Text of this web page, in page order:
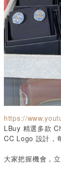
https://
LBuy 精選多款
CC Logo 設計，
大家把握機會，